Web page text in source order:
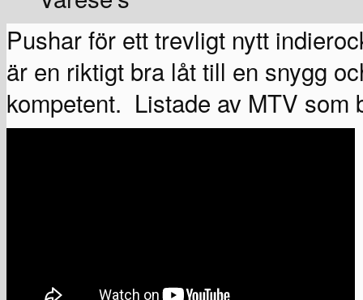
Pushar för ett trevligt nytt
är en riktigt bra låt till en snygg
kompetent. Listade av MTV som